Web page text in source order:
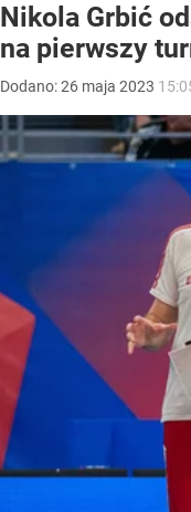
Nikola Grbić
na pierwszy
Dodano:26 maja 2023